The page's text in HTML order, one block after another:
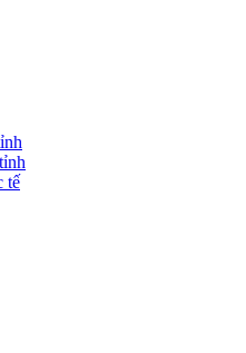
tế